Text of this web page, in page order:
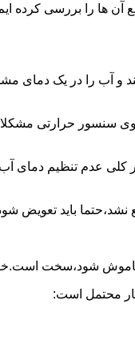
ها را بررسی کرده
و آب را در یک دمای
سنسور حرارتی
کلی عدم تنظیم دمای
باید تعویض
خاموش شود،سخت
محتمل است: